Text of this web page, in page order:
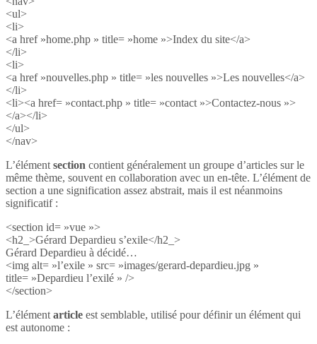
<ul>
<li>
<a href »home.php » title= »home »>Index du site</a>
</li>
<li>
<a href »nouvelles.php » title= »les nouvelles »>Les nouvelles</a>
</li>
<li><a href= »contact.php » title= »contact »>Contactez-nous »>
</a></li>
</ul>
</nav>
L’élément section contient généralement un groupe d’articles sur le
même thème, souvent en collaboration avec un en-tête. L’élément de
section a une signification assez abstrait, mais il est néanmoins
significatif :
<section id= »vue »>
<h2_>Gérard Depardieu s’exile</h2_>
Gérard Depardieu à décidé…
<img alt= »l’exile » src= »images/gerard-depardieu.jpg »
title= »Depardieu l’exilé » />
</section>
L’élément article est semblable, utilisé pour définir un élément qui
est autonome :